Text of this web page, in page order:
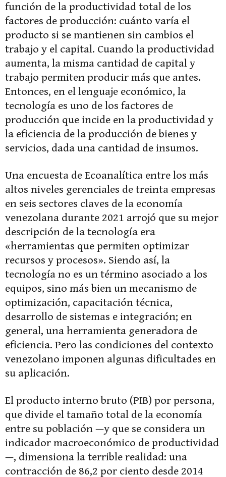
función de la productividad total de los
factores de producción: cuánto varía el
producto si se mantienen sin cambios el
trabajo y el capital. Cuando la productividad
aumenta, la misma cantidad de capital y
trabajo permiten producir más que antes.
Entonces, en el lenguaje económico, la
tecnología es uno de los factores de
producción que incide en la productividad y
la eficiencia de la producción de bienes y
servicios, dada una cantidad de insumos.
Una encuesta de Ecoanalítica entre los más
altos niveles gerenciales de treinta empresas
en seis sectores claves de la economía
venezolana durante 2021 arrojó que su mejor
descripción de la tecnología era
«herramientas que permiten optimizar
recursos y procesos». Siendo así, la
tecnología no es un término asociado a los
equipos, sino más bien un mecanismo de
optimización, capacitación técnica,
desarrollo de sistemas e integración; en
general, una herramienta generadora de
eficiencia. Pero las condiciones del contexto
venezolano imponen algunas dificultades en
su aplicación.
El producto interno bruto (PIB) por persona,
que divide el tamaño total de la economía
entre su población —y que se considera un
indicador macroeconómico de productividad
—, dimensiona la terrible realidad: una
contracción de 86,2 por ciento desde 2014